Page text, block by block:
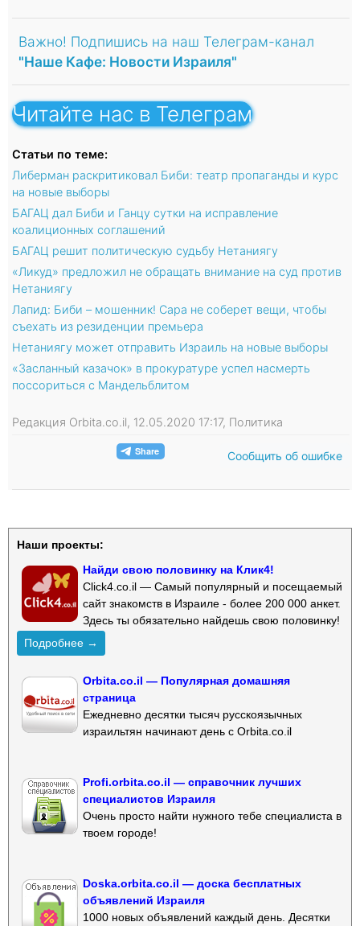
Важно! Подпишись на наш Телеграм-канал
"Наше Кафе: Новости Израиля"
Читайте нас в Телеграм
Статьи по теме:
Либерман раскритиковал Биби: театр пропаганды и курс
на новые выборы
БАГАЦ дал Биби и Ганцу сутки на исправление
коалиционных соглашений
БАГАЦ решит политическую судьбу Нетаниягу
«Ликуд» предложил не обращать внимание на суд против
Нетаниягу
Лапид: Биби – мошенник! Сара не соберет вещи, чтобы
съехать из резиденции премьера
Нетаниягу может отправить Израиль на новые выборы
«Засланный казачок» в прокуратуре успел насмерть
поссориться с Мандельблитом
Редакция Orbita.co.il, 12.05.2020 17:17, Политика
Сообщить об ошибке
Наши проекты:
Найди свою половинку на Клик4!
Click4.co.il — Самый популярный и посещаемый
сайт знакомств в Израиле - более 200 000 анкет.
Здесь ты обязательно найдешь свою половинку!
Подробнее →
Orbita.co.il — Популярная домашняя
страница
Ежедневно десятки тысяч русскоязычных
израильтян начинают день с Orbita.co.il
Profi.orbita.co.il — справочник лучших
специалистов Израиля
Очень просто найти нужного тебе специалиста в
твоем городе!
Doska.orbita.co.il — доска бесплатных
объявлений Израиля
1000 новых объявлений каждый день. Десятки